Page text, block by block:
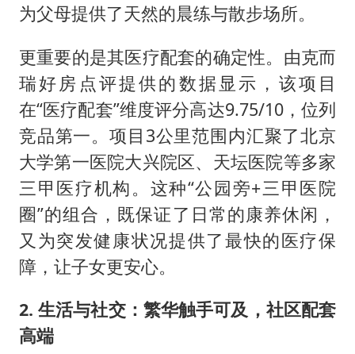
为父母提供了天然的晨练与散步场所。
更重要的是其医疗配套的确定性。由克而
瑞好房点评提供的数据显示，该项目
在“医疗配套”维度评分高达9.75/10，位列
竞品第一。项目3公里范围内汇聚了北京
大学第一医院大兴院区、天坛医院等多家
三甲医疗机构。这种“公园旁+三甲医院
圈”的组合，既保证了日常的康养休闲，
又为突发健康状况提供了最快的医疗保
障，让子女更安心。
2. 生活与社交：繁华触手可及，社区配套
高端